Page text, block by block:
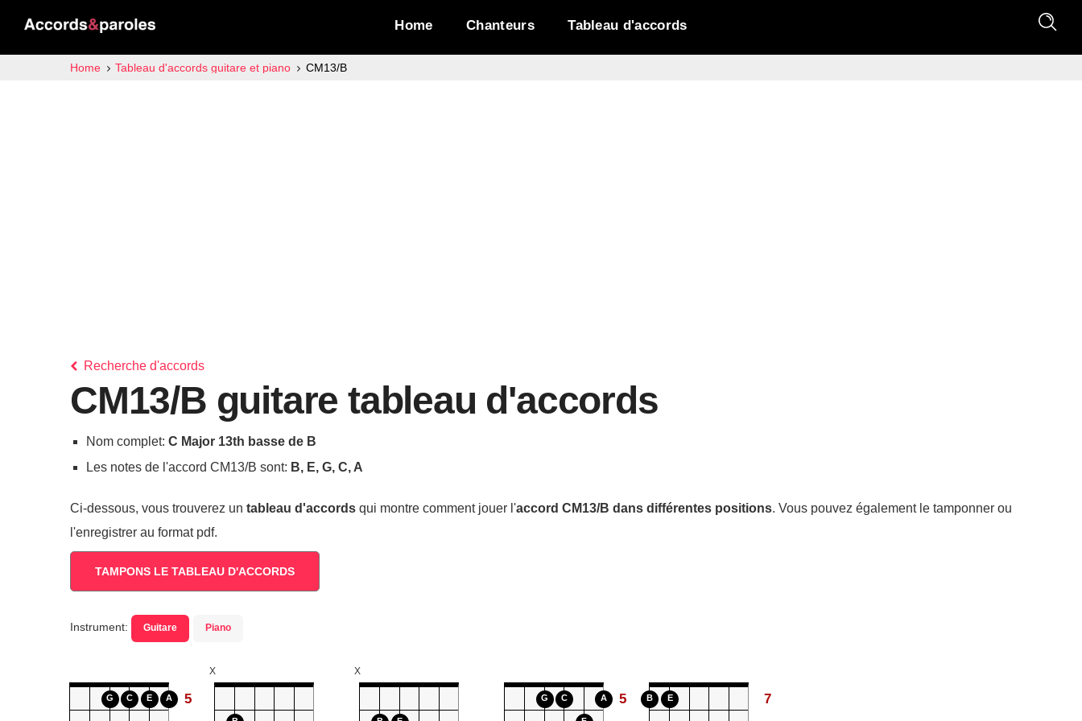
Home Chanteurs Tableau d'accords
Home Tableau d'accords guitare et piano CM13/B
Recherche d'accords
CM13/B guitare tableau d'accords
Nom complet: C Major 13th basse de B
Les notes de l'accord CM13/B sont: B, E, G, C, A
Ci-dessous, vous trouverez un tableau d'accords qui montre comment jouer l'accord CM13/B dans différentes positions. Vous pouvez également le tamponner ou
l'enregistrer au format pdf.
TAMPONS LE TABLEAU D'ACCORDS
Instrument: Guitare Piano
G C E A 5
X X
G C A 5 B E 7